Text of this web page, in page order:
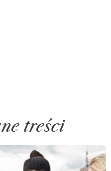
treści